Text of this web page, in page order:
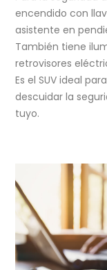
encendido con
asistente en
También tiene
retrovisores
Es el SUV ideal
descuidar la
tuyo.